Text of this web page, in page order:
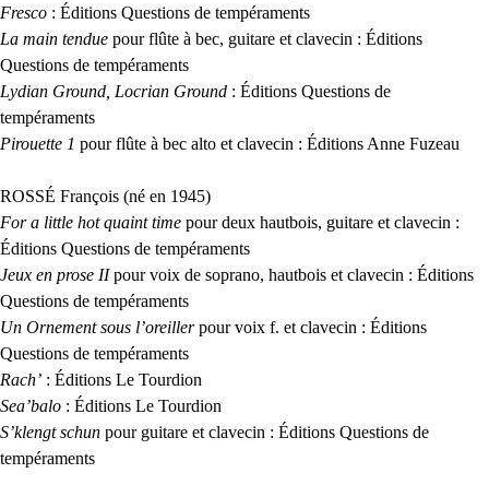
Fresco : Éditions Questions de tempéraments
La main tendue pour flûte à bec, guitare et clavecin : Éditions
Questions de tempéraments
Lydian Ground, Locrian Ground : Éditions Questions de
tempéraments
Pirouette 1 pour flûte à bec alto et clavecin : Éditions Anne Fuzeau
ROSSÉ François (né en 1945)
For a little hot quaint time pour deux hautbois, guitare et clavecin :
Éditions Questions de tempéraments
Jeux en prose IIpour voix de soprano, hautbois et clavecin : Éditions
Questions de tempéraments
Un Ornement sous l’oreillerpour voix f. et clavecin : Éditions
Questions de tempéraments
Rach’ : Éditions Le Tourdion
Sea’balo : Éditions Le Tourdion
S’klengt schun pour guitare et clavecin : Éditions Questions de
tempéraments